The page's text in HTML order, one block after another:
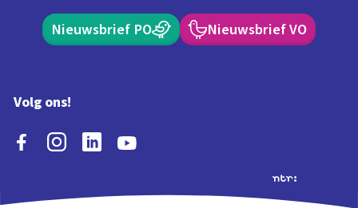
Nieuwsbrief PO Nieuwsbrief VO
Volg ons!